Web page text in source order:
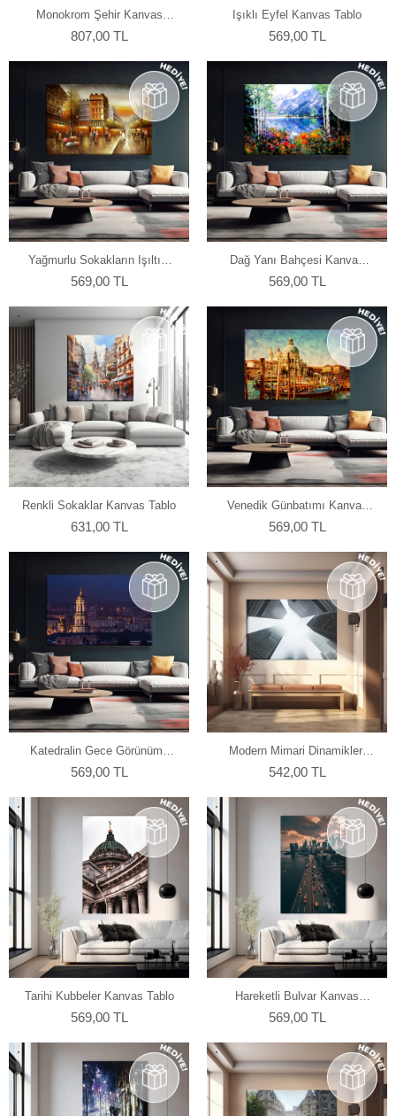
Monokrom Şehir Kanvas
Tablo
807,00 TL
Işıklı Eyfel Kanvas Tablo
569,00 TL
Yağmurlu Sokakların Işıltısı
Kanvas Tablo
569,00 TL
Dağ Yanı Bahçesi Kanvas
Tablo
569,00 TL
Renkli Sokaklar Kanvas Tablo
631,00 TL
Venedik Günbatımı Kanvas
Tablo
569,00 TL
Katedralin Gece Görünümü
Kanvas Tablo
569,00 TL
Modern Mimari Dinamikleri
Kanvas Tablo
542,00 TL
Tarihi Kubbeler Kanvas Tablo
569,00 TL
Hareketli Bulvar Kanvas
Tablo
569,00 TL